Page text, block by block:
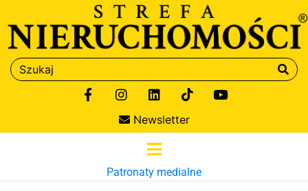
Newsletter
Patronaty medialne